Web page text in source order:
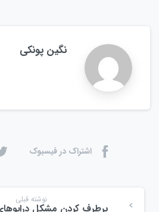
نگین پونکی
اشتراک در فیسبوک
نوشته قبلی